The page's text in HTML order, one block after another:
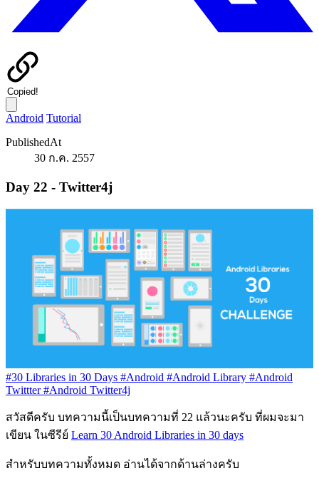
Copied!
Android Tutorial
PublishedAt
30 ก.ค. 2557
Day 22 - Twitter4j
#30 Libraries in 30 Days #Android #Android Library #Android
Twittter#Android Twitter4j
สวัสดีครับ บทความนี้เป็นบทความที่ 22 แล้วนะครับ ที่ผมจะมา
เขียน ในซีรีย์ Learn 30 Android Libraries in 30 days
สำหรับบทความทั้งหมด อ่านได้จากด้านล่างครับ